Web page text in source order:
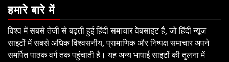
हमारे बारे में
विश्व में सबसे तेजी से बढ़ती हुई हिंदी समाचार वेबसाइट है, जो हिंदी न्यूज
साइटों में सबसे अधिक विश्वसनीय, प्रामाणिक और निष्पक्ष समाचार अपने
समर्पित पाठक वर्ग तक पहुंचाती है। यह अन्य भाषाई साइटों की तुलना में